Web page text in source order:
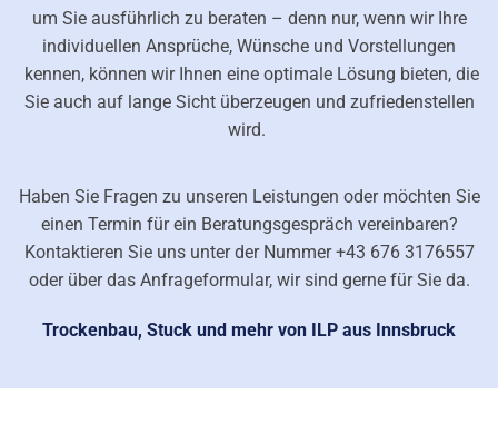
um Sie ausführlich zu beraten – denn nur, wenn wir Ihre
individuellen Ansprüche, Wünsche und Vorstellungen
kennen, können wir Ihnen eine optimale Lösung bieten, die
Sie auch auf lange Sicht überzeugen und zufriedenstellen
wird.
Haben Sie Fragen zu unseren Leistungen oder möchten Sie
einen Termin für ein Beratungsgespräch vereinbaren?
Kontaktieren Sie uns unter der Nummer+43 676 3176557
oder über das Anfrageformular, wir sind gerne für Sie da.
Trockenbau, Stuck und mehr von ILP aus Innsbruck